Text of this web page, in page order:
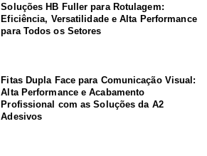
Soluções HB Fuller para Rotulagem:
Eficiência, Versatilidade e Alta Performance
para Todos os Setores
Fitas Dupla Face para Comunicação Visual:
Alta Performance e Acabamento
Profissional com as Soluções da A2
Adesivos